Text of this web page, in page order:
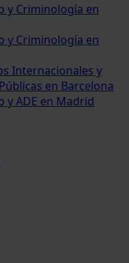
y Criminología en
y Criminología en
Internacionales y
en Barcelona
y ADE en Madrid